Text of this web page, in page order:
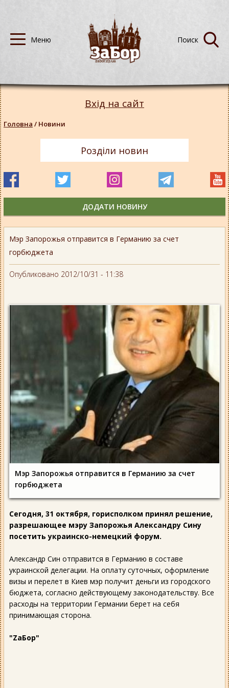
Мэр Запорожья отправится в Германию за счет
горбюджета
Опубликовано 2012/10/31 - 11:38
Мэр Запорожья отправится в Германию за счет
горбюджета
Сегодня, 31 октября, горисполком принял решение,
разрешающее мэру Запорожья Александру Сину
посетить украинско-немецкий форум.
Александр Син отправится в Германию в составе
украинской делегации. На оплату суточных, оформление
визы и перелет в Киев мэр получит деньги из городского
бюджета, согласно действующему законодательству. Все
расходы на территории Германии берет на себя
принимающая сторона.
"ZaБор"
Вхід на сайт
Головна / Новини
Розділи новин
ДОДАТИ НОВИНУ